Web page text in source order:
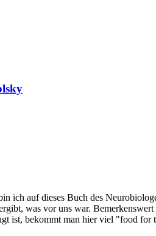
auf dieses Buch des
was vor uns war.
ist, bekommt man hier viel "food for